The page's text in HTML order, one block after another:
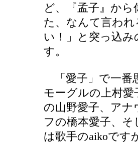
ど、『孟子』か
た、なんて言わ
い！」と突っ込
す。
「愛子」で一番
モーグルの上村愛
の山野愛子、アナ
フの橋本愛子、
は歌手のaikoです